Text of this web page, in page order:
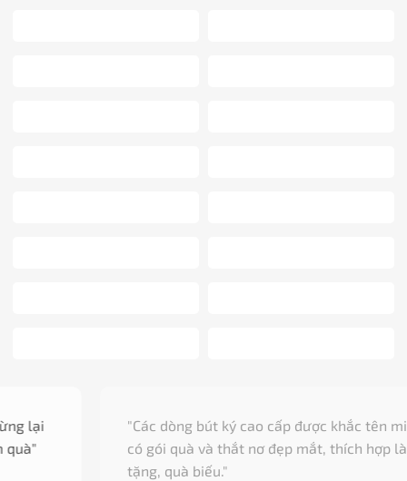
"Các dòng bút ký cao cấp được khắc tên miễn phí,
có gói quà và thắt nơ đẹp mắt, thích hợp làm quà
tặng, quà biếu."